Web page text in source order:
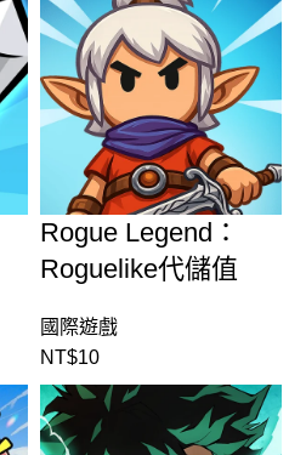
Rogue Legend：
Roguelike代儲值
國際遊戲
NT$10